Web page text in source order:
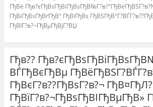
ГђВё
ГђВіГђВѕГђВґГђВ° ГђВїГђВѕ
ГђВІГ?в?¬ГђВµГђВјГ?ВЏ
Гђв??
ВЃГђВєГђВµ
ГђВєГ?в??ГђВѕГ?в?¬
ГђВїГ?в?¬ГђВѕГђВІГђВµГђВ»